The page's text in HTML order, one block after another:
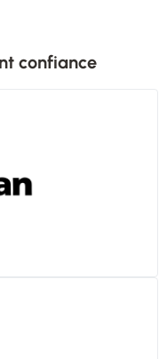
confiance